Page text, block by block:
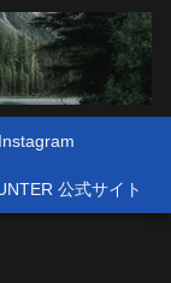
Instagram
公式サイト